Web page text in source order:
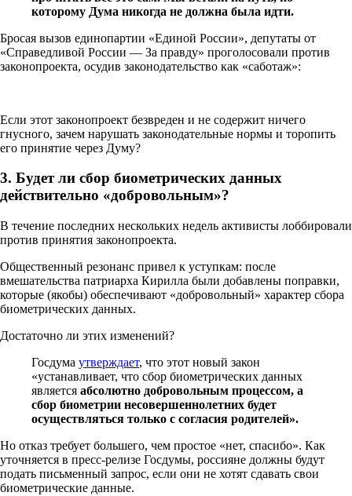
которому Дума никогда не должна была идти.
Бросая вызов единопартии «Единой России», депутаты от
«Справедливой России — За правду» проголосовали против
законопроекта, осудив законодательство как «саботаж»:
Если этот законопроект безвреден и не содержит ничего
гнусного, зачем нарушать законодательные нормы и торопить
его принятие через Думу?
3. Будет ли сбор биометрических данных
действительно «добровольным»?
В течение последних нескольких недель активисты лоббировали
против принятия законопроекта.
Общественный резонанс привел к уступкам: после
вмешательства патриарха Кирилла были добавлены поправки,
которые (якобы) обеспечивают «добровольный» характер сбора
биометрических данных.
Достаточно ли этих изменений?
Госдума утверждает, что этот новый закон
«устанавливает, что сбор биометрических данных
является абсолютно добровольным процессом, а
сбор биометрии несовершеннолетних будет
осуществляться только с согласия родителей».
Но отказ требует большего, чем простое «нет, спасибо». Как
уточняется в пресс-релизе Госдумы, россияне должны будут
подать письменный запрос, если они не хотят сдавать свои
биометрические данные.